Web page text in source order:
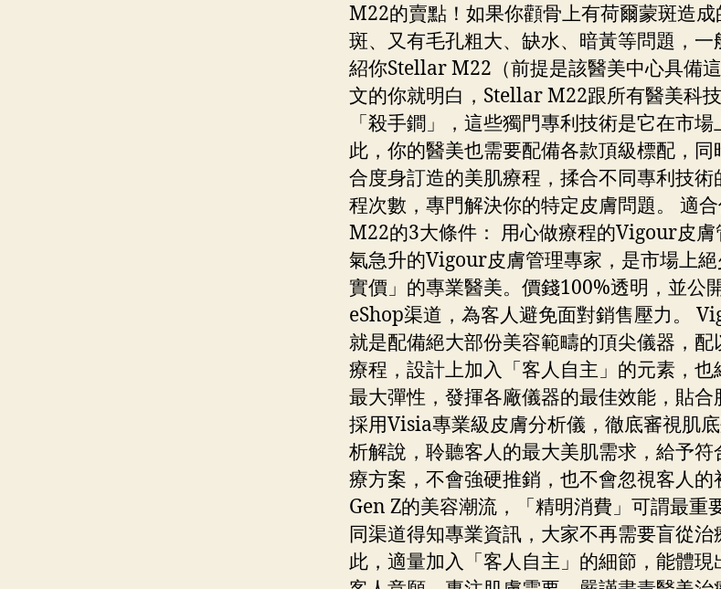
M22的賣點！如果你顴⻣上有荷爾蒙斑造
斑、又有毛孔粗大、缺水、暗黃等問題，一
紹你Stellar M22（前提是該醫美中心具備
文的你就明白，Stellar M22跟所有醫美科
「殺手鐧」，這些獨門專利技術是它在市
此，你的醫美也需要配備各款頂級標配，同
合度身訂造的美肌療程，揉合不同專利技術
程次數，專門解決你的特定皮膚問題。 適
M22的3大條件： 用心做療程的Vigour皮膚
氣急升的Vigour皮膚管理專家，是市場上
實價」的專業醫美。價錢100%透明，並公
eShop渠道，為客人避免面對銷售壓力。
就是配備絕大部份美容範疇的頂尖儀器，配
療程，設計上加入「客人自主」的元素，
最大彈性，發揮各廠儀器的最佳效能，貼
採用Visia專業級皮膚分析儀，徹底審視肌
析解說，聆聽客人的最大美肌需求，給予
療方案，不會強硬推銷，也不會忽視客人的
Gen Z的美容潮流，「精明消費」可謂最重
同渠道得知專業資訊，大家不再需要盲從治
此，適量加入「客人自主」的細節，能體